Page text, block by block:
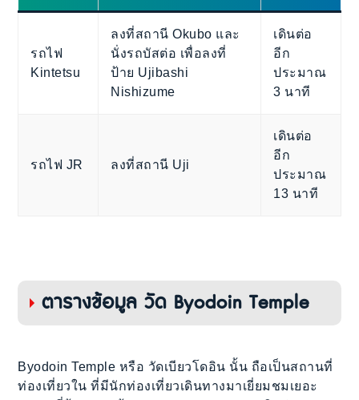
รถไฟ
Kintetsu
ลงที่สถานี Okubo และ
นั่งรถบัสต่อ เพื่อลงที่
ป้าย Ujibashi
Nishizume
เดินต่อ
อีก
ประมาณ
3 นาที
รถไฟ JR ลงที่สถานี Uji
เดินต่อ
อีก
ประมาณ
13 นาที
ตารางข้อมูล วัด Byodoin Temple
Byodoin Temple หรือ วัดเบียวโดอิน นั้น ถือเป็นสถานที่
ท่องเที่ยวใน ที่มีนักท่องเที่ยวเดินทางมาเยี่ยมชมเยอะ